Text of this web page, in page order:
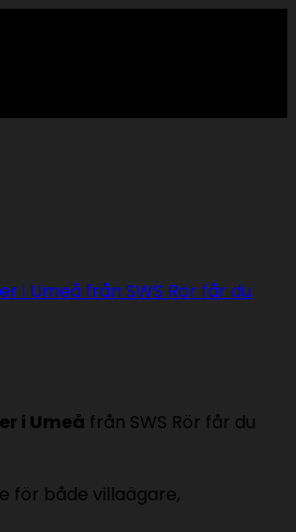
i Umeå från SWS Rör får du
för både villaägare,